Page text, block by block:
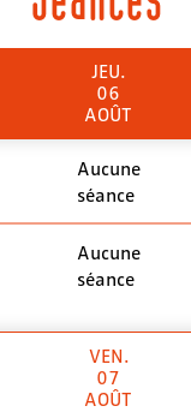
JEU.
06
AOÛT
Aucune
séance
Aucune
séance
VEN.
07
AOÛT